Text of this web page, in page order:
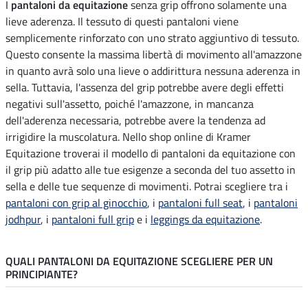
I pantaloni da equitazionesenza grip offrono solamente una
lieve aderenza. Il tessuto di questi pantaloni viene
semplicemente rinforzato con uno strato aggiuntivo di tessuto.
Questo consente la massima libertà di movimento all'amazzone
in quanto avrà solo una lieve o addirittura nessuna aderenza in
sella. Tuttavia, l'assenza del grip potrebbe avere degli effetti
negativi sull'assetto, poiché l'amazzone, in mancanza
dell'aderenza necessaria, potrebbe avere la tendenza ad
irrigidire la muscolatura. Nello shop online di Kramer
Equitazione troverai il modello di pantaloni da equitazione con
il grip più adatto alle tue esigenze a seconda del tuo assetto in
sella e delle tue sequenze di movimenti. Potrai scegliere tra i
pantaloni con grip al ginocchio, i pantaloni full seat, i pantaloni
jodhpur, i pantaloni full gripe i leggings da equitazione.
QUALI PANTALONI DA EQUITAZIONE SCEGLIERE PER UN
PRINCIPIANTE?